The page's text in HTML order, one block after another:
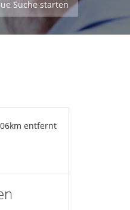
Suche starten
entfernt